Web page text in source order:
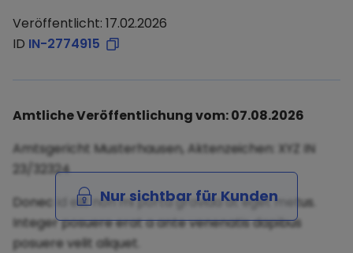
Veröffentlicht: 17.02.2026
ID IN-2774915
Amtliche Veröffentlichung vom: 07.08.2026
Amtsgericht Musterhausen, Aktenzeichen: XYZ IN
23/32324
Donec id elit non mi porta gravida at eget metus.
Integer posuere erat a ante venenatis dapibus
posuere velit aliquet.
Nur sichtbar für Kunden